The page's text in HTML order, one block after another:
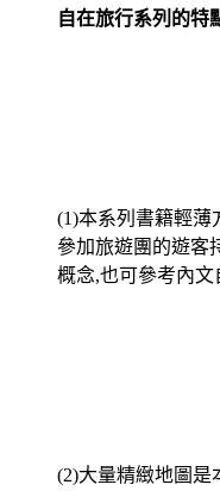
自在旅行系列的特
(1)本系列書籍輕薄
參加旅遊團的遊客
概念,也可參考內
(2)大量精緻地圖是